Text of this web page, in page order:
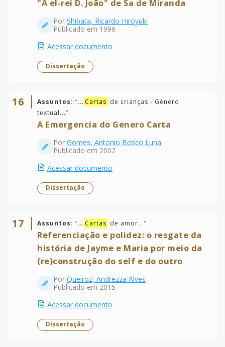
"A el-rei D. João" de Sa de Miranda
Por Shibata, Ricardo Hiroyuki
Publicado em 1996
Acessar documento
Dissertação
16 Assuntos: “... Cartas de crianças - Gênero
textual...”
A Emergencia do Genero Carta
Por Gomes, Antonio Bosco Luna
Publicado em 2002
Acessar documento
Dissertação
17 Assuntos: “... Cartas de amor...”
Referenciação e polidez: o resgate da
história de Jayme e Maria por meio da
(re)construção do self e do outro
Por Queiroz, Andrezza Alves
Publicado em 2015
Acessar documento
Dissertação